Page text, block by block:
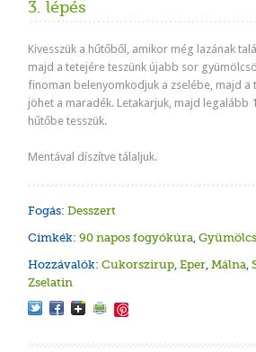
3. lépés
Kivesszük a hűtőből, amikor még lazának
majd a tetejére teszünk újabb sor
finoman belenyomkodjuk a zselébe, majd a
jöhet a maradék. Letakarjuk, majd legalább
hűtőbe tesszük.
Mentával díszítve tálaljuk.
Fogás: Desszert
Cimkék: 90 napos fogyókúra,
Hozzávalók: Cukorszirup, Eper, Málna,
Zselatin